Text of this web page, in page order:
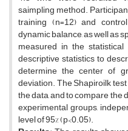
saimpling method.
training (n=12) and
dynamic balance, as well as
measured in the
descriptive statistics to
determine the center of
deviation. The Shapiroilk
the data, and to compare
experimental groups,
level of 95% (p<0.05).